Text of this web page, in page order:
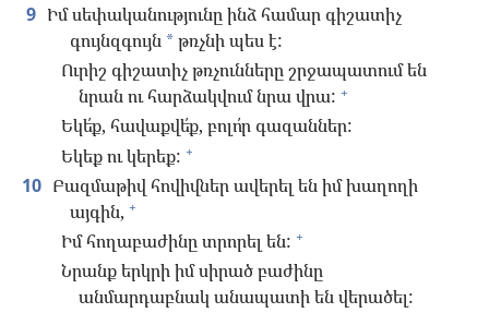
9 Իմ սեփականությունը ինձ համար գիշատիչ
գույնզգույն *թռչնի պես է:
Ուրիշ գիշատիչ թռչունները շրջապատում են
նրան ու հարձակվում նրա վրա: +
Եկե՛ք, հավաքվե՛ք, բոլո՛ր գազաններ:
Եկեք ու կերեք: +
10 Բազմաթիվ հովիվներ ավերել են իմ խաղողի
այգին, +
Իմ հողաբաժինը տրորել են: +
Նրանք երկրի իմ սիրած բաժինը
անմարդաբնակ անապատի են վերածել: